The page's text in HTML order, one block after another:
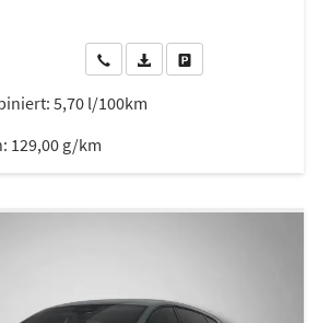
Wir rufen Sie anFahrzeugexposé (PDF)
5,70 l/100km
129,00 g/km